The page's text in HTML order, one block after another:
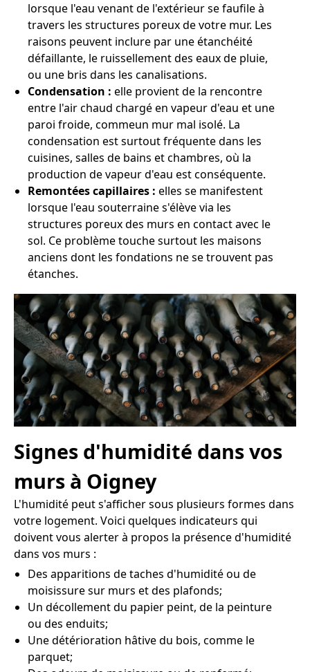
lorsque l'eau venant de l'extérieur se faufile à
travers les structures poreux de votre mur. Les
raisons peuvent inclure par une étanchéité
défaillante, le ruissellement des eaux de pluie,
ou une bris dans les canalisations.
Condensation : elle provient de la rencontre
entre l'air chaud chargé en vapeur d'eau et une
paroi froide, commeun mur mal isolé. La
condensation est surtout fréquente dans les
cuisines, salles de bains et chambres, où la
production de vapeur d'eau est conséquente.
Remontées capillaires : elles se manifestent
lorsque l'eau souterraine s'élève via les
structures poreux des murs en contact avec le
sol. Ce problème touche surtout les maisons
anciens dont les fondations ne se trouvent pas
étanches.
Signes d'humidité dans vos
murs à Oigney
L'humidité peut s'afficher sous plusieurs formes dans
votre logement. Voici quelques indicateurs qui
doivent vous alerter à propos la présence d'humidité
dans vos murs :
Des apparitions de taches d'humidité ou de
moisissure sur murs et des plafonds;
Un décollement du papier peint, de la peinture
ou des enduits;
Une détérioration hâtive du bois, comme le
parquet;